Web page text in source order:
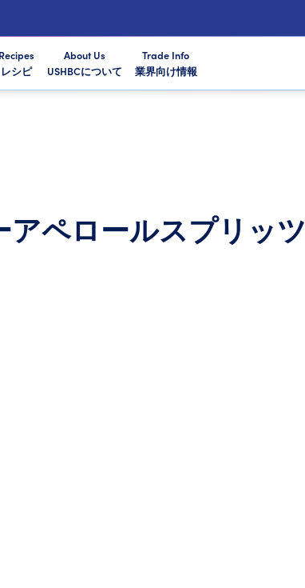
Recipes
レシピ
About Us
USHBCについて
Trade Info
業界向け情報
アペロールスプリッツ